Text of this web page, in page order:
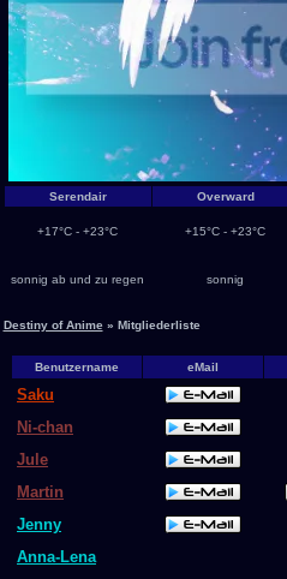
Serendair Overward
+17°C - +23°C +15°C - +23°C
sonnig ab und zu regen sonnig
Destiny of Anime» Mitgliederliste
Benutzername eMail
Saku
Ni-chan
Jule
Martin
Jenny
Anna-Lena